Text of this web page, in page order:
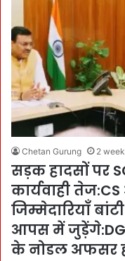
Chetan Gurung 2
सड़क हादसों पर
कार्यवाही
जिम्मेदारियाँ
आपस में जुड़ेंगे:DG
के नोडल अफसर